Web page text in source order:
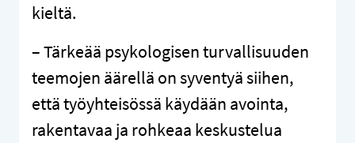
kieltä.
– Tärkeää psykologisen turvallisuuden
teemojen äärellä on syventyä siihen,
että työyhteisössä käydään avointa,
rakentavaa ja rohkeaa keskustelua